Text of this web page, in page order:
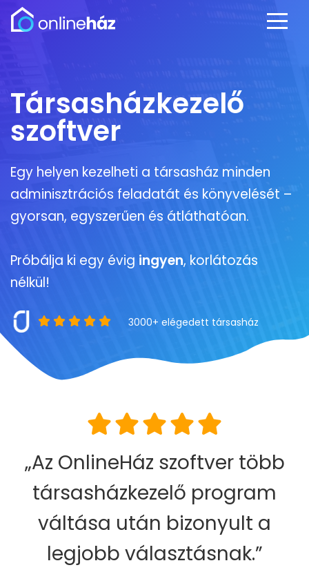
Társasházkezelő
szoftver
Egy helyen kezelheti a társasház minden
adminisztrációs feladatát és könyvelését –
gyorsan, egyszerűen és átláthatóan.
Próbálja ki egy évig ingyen, korlátozás
nélkül!
3000+ elégedett társasház
Az OnlineHáz szoftver több
társasházkezelő program
váltása után bizonyult a
legjobb választásnak.